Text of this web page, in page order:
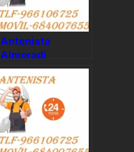
Antenista
Almoradi